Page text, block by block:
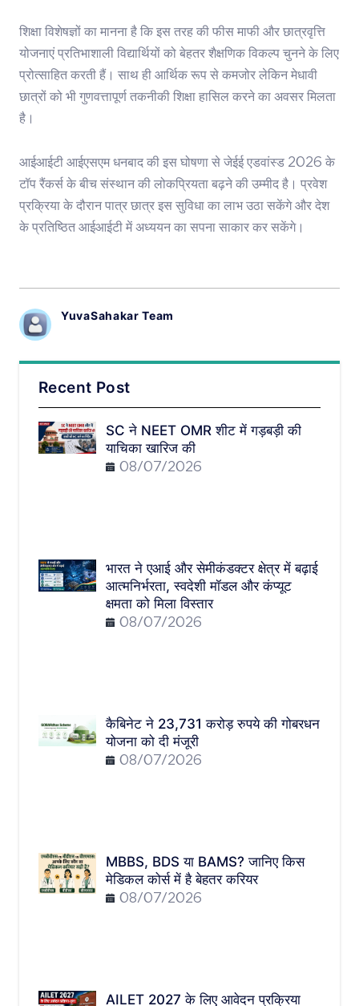
शिक्षा विशेषज्ञों का मानना है कि इस तरह की फीस माफी और छात्रवृत्ति
योजनाएं प्रतिभाशाली विद्यार्थियों को बेहतर शैक्षणिक विकल्प चुनने के लिए
प्रोत्साहित करती हैं। साथ ही आर्थिक रूप से कमजोर लेकिन मेधावी
छात्रों को भी गुणवत्तापूर्ण तकनीकी शिक्षा हासिल करने का अवसर मिलता
है।
आईआईटी आईएसएम धनबाद की इस घोषणा से जेईई एडवांस्ड 2026 के
टॉप रैंकर्स के बीच संस्थान की लोकप्रियता बढ़ने की उम्मीद है। प्रवेश
प्रक्रिया के दौरान पात्र छात्र इस सुविधा का लाभ उठा सकेंगे और देश
के प्रतिष्ठित आईआईटी में अध्ययन का सपना साकार कर सकेंगे।
YuvaSahakar Team
Recent Post
SC ने NEET OMR शीट में गड़बड़ी की
याचिका खारिज की
08/07/2026
भारत ने एआई और सेमीकंडक्टर क्षेत्र में बढ़ाई
आत्मनिर्भरता, स्वदेशी मॉडल और कंप्यूट
क्षमता को मिला विस्तार
08/07/2026
कैबिनेट ने 23,731 करोड़ रुपये की गोबरधन
योजना को दी मंजूरी
08/07/2026
MBBS, BDS या BAMS? जानिए किस
मेडिकल कोर्स में है बेहतर करियर
08/07/2026
AILET 2027 के लिए आवेदन प्रक्रिया